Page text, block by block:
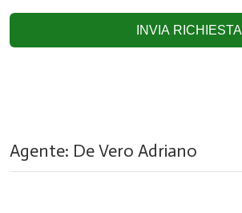
INVIA RICHIESTA
Agente: De Vero Adriano